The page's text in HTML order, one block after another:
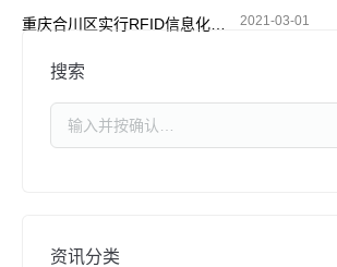
2021-03-01
搜索
资讯分类